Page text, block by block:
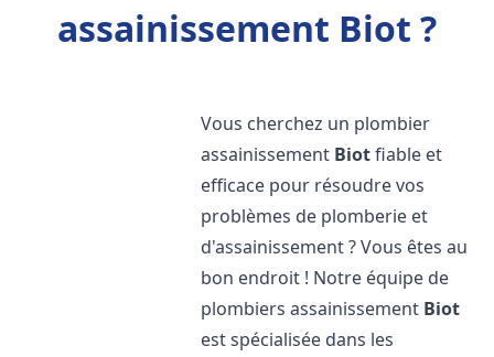
assainissement Biot ?
Vous cherchez un plombier
assainissement Biotfiable et
efficace pour résoudre vos
problèmes de plomberie et
d'assainissement ? Vous êtes au
bon endroit ! Notre équipe de
plombiers assainissement Biot
est spécialisée dans les